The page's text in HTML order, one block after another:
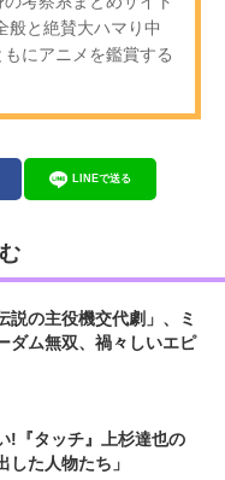
般と絶賛大ハマり中
にアニメを鑑賞する
LINEで送る
説の主役機交代劇」、ミ
ダム無双、禍々しいエピ
!『タッチ』上杉達也の
した人物たち」